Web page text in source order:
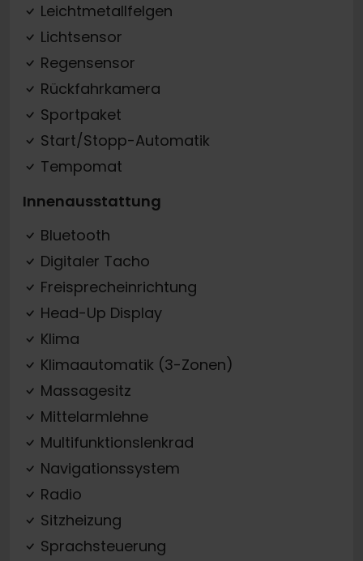
Leichtmetallfelgen
Lichtsensor
Regensensor
Rückfahrkamera
Sportpaket
Start/Stopp-Automatik
Tempomat
Innenausstattung
Bluetooth
Digitaler Tacho
Freisprecheinrichtung
Head-Up Display
Klima
Klimaautomatik (3-Zonen)
Massagesitz
Mittelarmlehne
Multifunktionslenkrad
Navigationssystem
Radio
Sitzheizung
Sprachsteuerung